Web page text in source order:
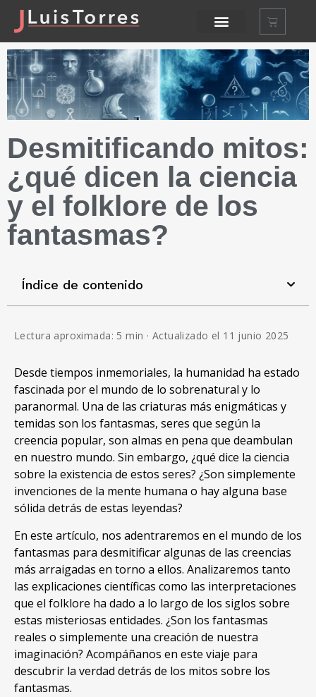
Desmitificando mitos:
¿qué dicen la ciencia
y el folklore de los
fantasmas?
Índice de contenido
Lectura aproximada: 5 min · Actualizado el 11 junio 2025
Desde tiempos inmemoriales, la humanidad ha estado
fascinada por el mundo de lo sobrenatural y lo
paranormal. Una de las criaturas más enigmáticas y
temidas son los fantasmas, seres que según la
creencia popular, son almas en pena que deambulan
en nuestro mundo. Sin embargo, ¿qué dice la ciencia
sobre la existencia de estos seres? ¿Son simplemente
invenciones de la mente humana o hay alguna base
sólida detrás de estas leyendas?
En este artículo, nos adentraremos en el mundo de los
fantasmas para desmitificar algunas de las creencias
más arraigadas en torno a ellos. Analizaremos tanto
las explicaciones científicas como las interpretaciones
que el folklore ha dado a lo largo de los siglos sobre
estas misteriosas entidades. ¿Son los fantasmas
reales o simplemente una creación de nuestra
imaginación? Acompáñanos en este viaje para
descubrir la verdad detrás de los mitos sobre los
fantasmas.